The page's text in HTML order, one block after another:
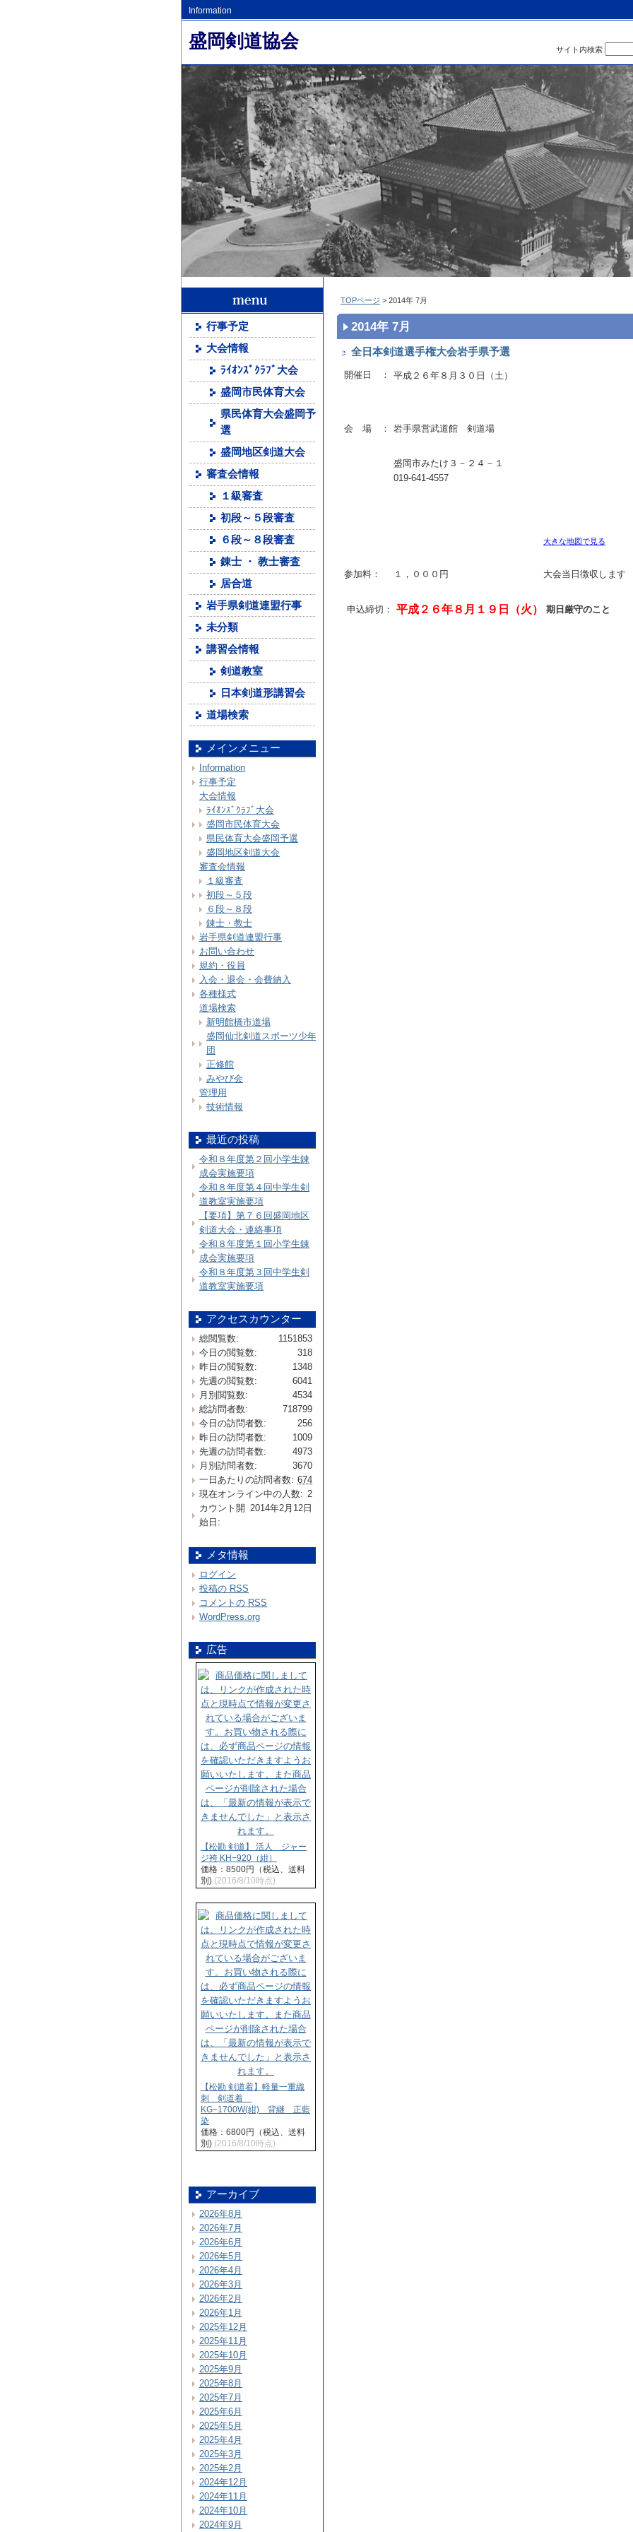
Information
盛岡剣道協会 サイト内検索
TOPページ > 2014年 7月
2014年 7月
全日本剣道選手権大会岩手県予選
開催日 ： 平成２６年８月３０日（土）
会 場 ： 岩手県営武道館 剣道場
大きな地図で見る
盛岡市みたけ３－２４－１
019-641-4557
参加料： １，０００円 大会当日徴収します
申込締切： 平成２６年８月１９日（火） 期日厳守のこと
行事予定
大会情報
ﾗｲｵﾝｽﾞｸﾗﾌﾞ大会
盛岡市民体育大会
県民体育大会盛岡予
選
盛岡地区剣道大会
審査会情報
１級審査
初段～５段審査
６段～８段審査
錬士 ・ 教士審査
居合道
岩手県剣道連盟行事
未分類
講習会情報
剣道教室
日本剣道形講習会
道場検索
メインメニュー
Information
行事予定
大会情報
ﾗｲｵﾝｽﾞｸﾗﾌﾞ大会
盛岡市民体育大会
県民体育大会盛岡予選
盛岡地区剣道大会
審査会情報
１級審査
初段～５段
６段～８段
錬士・教士
岩手県剣道連盟行事
お問い合わせ
規約・役員
入会・退会・会費納入
各種様式
道場検索
新明館橋市道場
盛岡仙北剣道スポーツ少年
団
正修館
みやび会
管理用
技術情報
最近の投稿
令和８年度第２回小学生錬
成会実施要項
令和８年度第４回中学生剣
道教室実施要項
【要項】第７６回盛岡地区
剣道大会・連絡事項
令和８年度第１回小学生錬
成会実施要項
令和８年度第３回中学生剣
道教室実施要項
アクセスカウンター
1151853
総閲覧数:
318
今日の閲覧数:
1348
昨日の閲覧数:
6041
先週の閲覧数:
4534
月別閲覧数:
718799
総訪問者数:
256
今日の訪問者数:
1009
昨日の訪問者数:
4973
先週の訪問者数:
3670
月別訪問者数:
674
一日あたりの訪問者数:
2
現在オンライン中の人数:
2014年2月12日
カウント開
始日:
メタ情報
ログイン
投稿の RSS
コメントの RSS
WordPress.org
広告
【松勘 剣道】 活人 ジャー
ジ袴 KH−920（紺）
価格：8500円（税込、送料
別) (2016/8/10時点)
【松勘 剣道着】軽量一重織
刺 剣道着
KG−1700W(紺) 背継 正藍
染
価格：6800円（税込、送料
別) (2016/8/10時点)
アーカイブ
2026年8月
2026年7月
2026年6月
2026年5月
2026年4月
2026年3月
2026年2月
2026年1月
2025年12月
2025年11月
2025年10月
2025年9月
2025年8月
2025年7月
2025年6月
2025年5月
2025年4月
2025年3月
2025年2月
2024年12月
2024年11月
2024年10月
2024年9月